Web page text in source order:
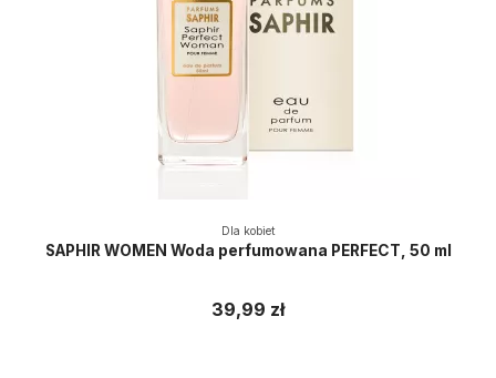
Dla kobiet
SAPHIR WOMEN Woda perfumowana PERFECT, 50 ml
39,99 zł